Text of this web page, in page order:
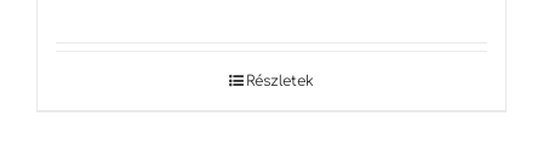
Részletek